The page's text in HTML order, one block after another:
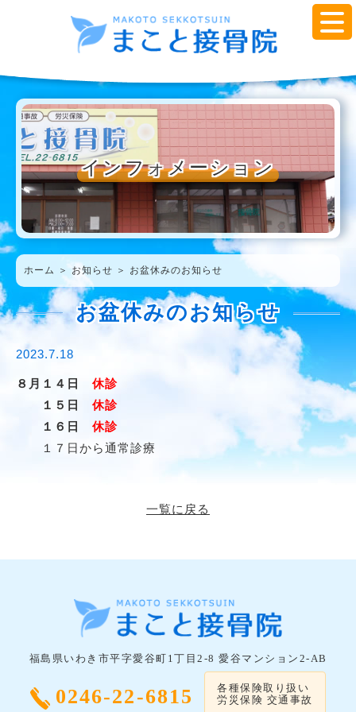
インフォメーション
ホーム ＞ お知らせ ＞ お盆休みのお知らせ
お盆休みのお知らせ
2023.7.18
８月１４日 休診
１５日 休診
１６日 休診
１７日から通常診療
一覧に戻る
福島県いわき市平字愛谷町1丁目2-8 愛谷マンション2-AB
0246-22-6815
各種保険取り扱い
労災保険 交通事故